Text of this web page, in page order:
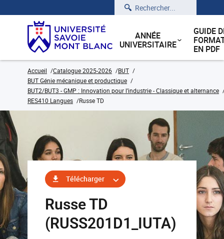
Rechercher
ANNÉE
UNIVERSITAIRE
GUIDE
EN PDF
Accueil Catalogue 2025-2026
BUT
BUT Génie mécanique et productique
BUT2/BUT3 - GMP : Innovation pour l’industrie - Classique et alternance
RES410 Langues
Russe TD
Télécharger
Russe TD
(RUSS201D1_IUTA)